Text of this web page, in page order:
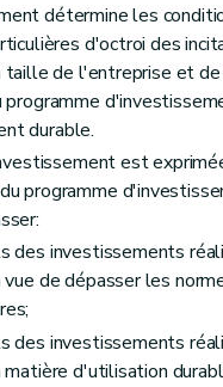
détermine les
d'octroi des
de l'entreprise et
durable.
est
programme
des investissements
de dépasser les
des investissements
d'utilisation